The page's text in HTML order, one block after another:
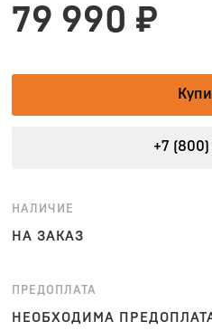
79 990 ₽
+7
НАЛИЧИЕ
НА ЗАКАЗ
ПРЕДОПЛАТА
НЕОБХОДИМА